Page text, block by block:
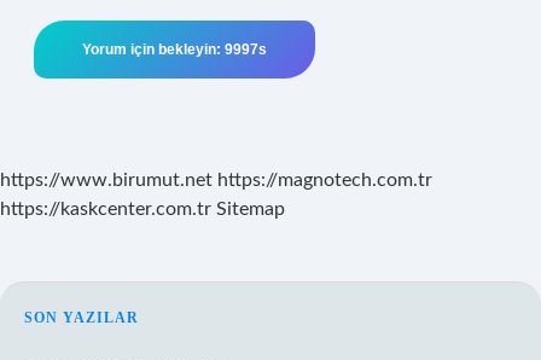
https://www.birumut.net https://magnotech.com.tr
https://kaskcenter.com.tr Sitemap
SIDEBAR
SON YAZILAR